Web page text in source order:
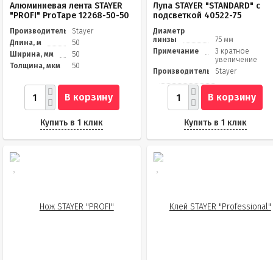
Алюминиевая лента STAYER
"PROFI" ProTape 12268-50-50
Производитель
Stayer
Длина, м
50
Ширина, мм
50
Толщина, мкм
50
В корзину
Купить в 1 клик
Лупа STAYER "STANDARD" с
подсветкой 40522-75
Диаметр
линзы
75 мм
Примечание
3 кратное
увеличение
Производитель
Stayer
В корзину
Купить в 1 клик